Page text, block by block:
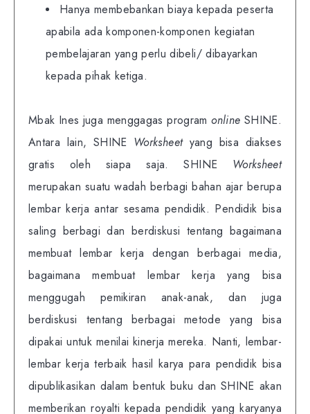
Hanya membebankan biaya kepada peserta
apabila ada komponen-komponen kegiatan
pembelajaran yang perlu dibeli/ dibayarkan
kepada pihak ketiga.
Mbak Ines juga menggagas programonline SHINE.
Antara lain, SHINE Worksheetyang bisa diakses
gratis oleh siapa saja. SHINE Worksheet
merupakan suatu wadah berbagi bahan ajar berupa
lembar kerja antar sesama pendidik. Pendidik bisa
saling berbagi dan berdiskusi tentang bagaimana
membuat lembar kerja dengan berbagai media,
bagaimana membuat lembar kerja yang bisa
menggugah pemikiran anak-anak, dan juga
berdiskusi tentang berbagai metode yang bisa
dipakai untuk menilai kinerja mereka. Nanti, lembar-
lembar kerja terbaik hasil karya para pendidik bisa
dipublikasikan dalam bentuk buku dan SHINE akan
memberikan royalti kepada pendidik yang karyanya